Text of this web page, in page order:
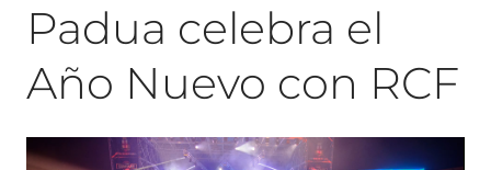
Padua celebra el
Año Nuevo con RCF